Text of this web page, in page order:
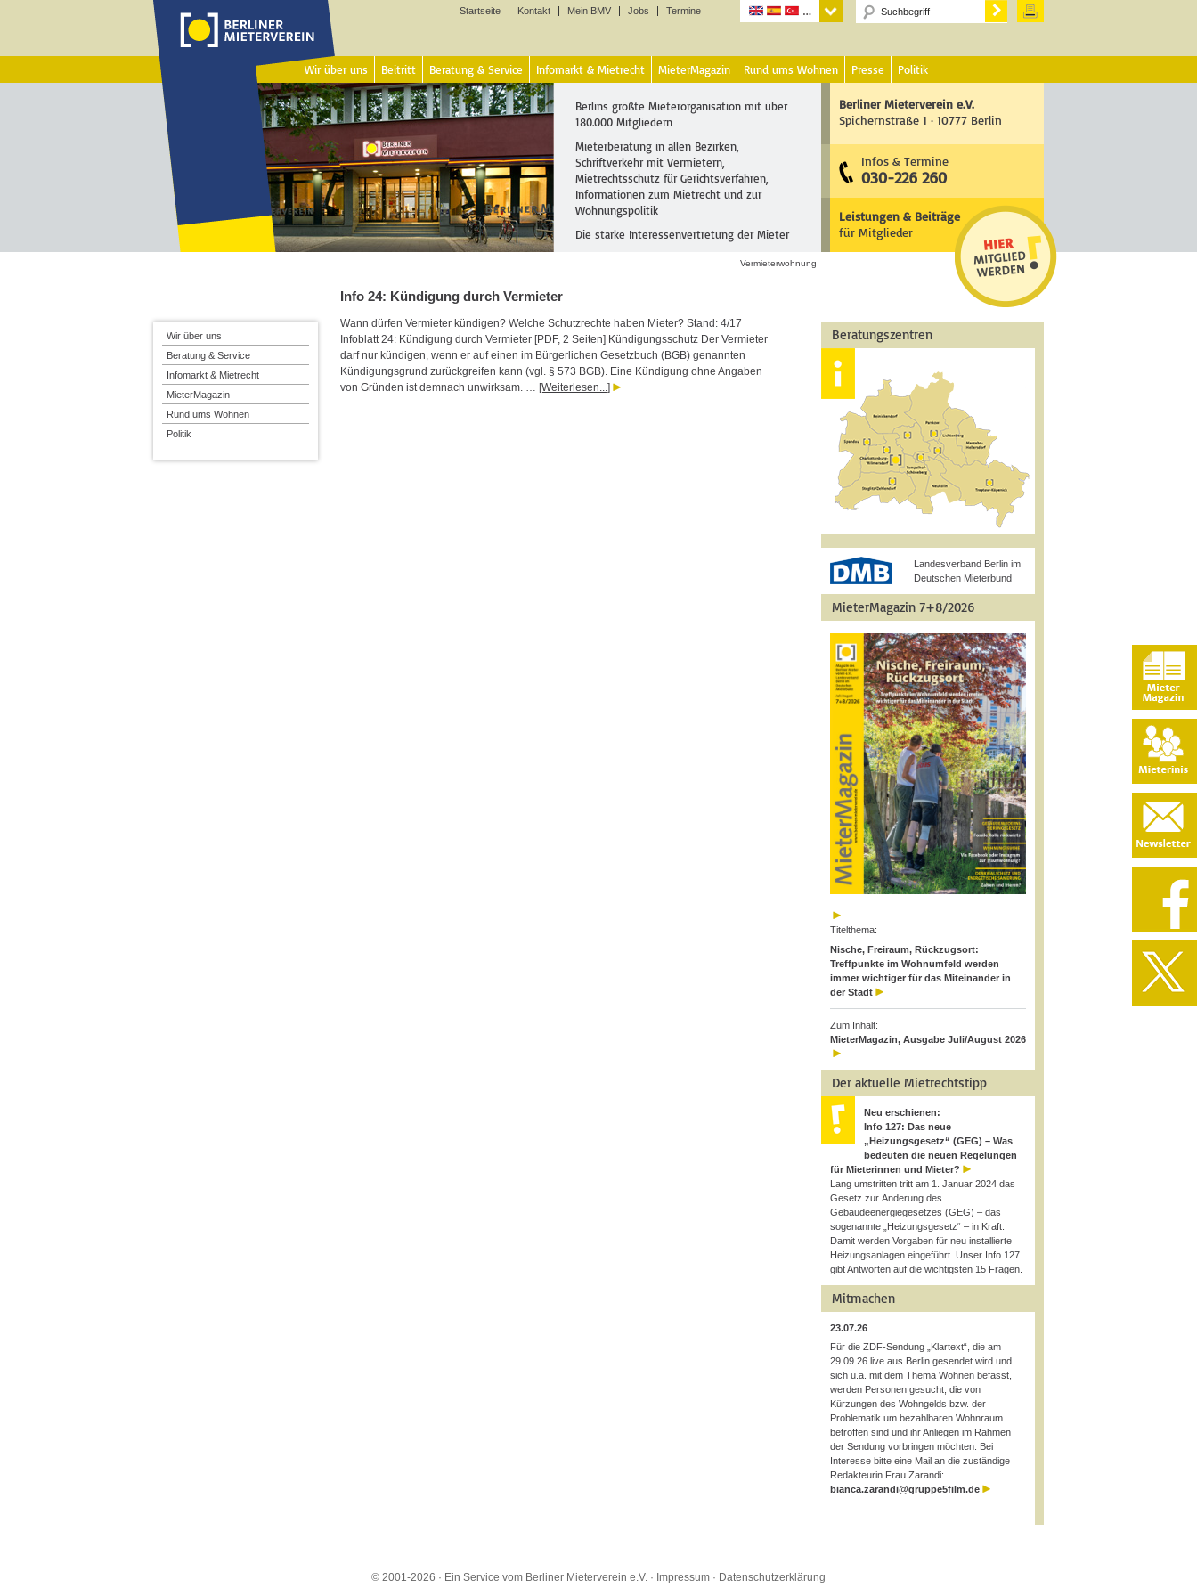
Startseite Kontakt Mein BMV Jobs Termine
Wir über uns Beitritt Beratung & Service Infomarkt & Mietrecht MieterMagazin Rund ums Wohnen Presse Politik
Berlins größte Mieterorganisation mit über
180.000 Mitgliedern
Mieterberatung in allen Bezirken,
Schriftverkehr mit Vermietern,
Mietrechtsschutz für Gerichtsverfahren,
Informationen zum Mietrecht und zur
Wohnungspolitik
Die starke Interessenvertretung der Mieter
Berliner Mieterverein e.V.
Spichernstraße 1 · 10777 Berlin
Infos & Termine
030-226 260
Leistungen & Beiträge
für Mitglieder
Vermieterwohnung
Info 24: Kündigung durch Vermieter
Wann dürfen Vermieter kündigen? Welche Schutzrechte haben Mieter? Stand: 4/17
Infoblatt 24: Kündigung durch Vermieter [PDF, 2 Seiten] Kündigungsschutz Der Vermieter
darf nur kündigen, wenn er auf einen im Bürgerlichen Gesetzbuch (BGB) genannten
Kündigungsgrund zurückgreifen kann (vgl. § 573 BGB). Eine Kündigung ohne Angaben
von Gründen ist demnach unwirksam. … [Weiterlesen...]
Beratungszentren
Landesverband Berlin im
Deutschen Mieterbund
MieterMagazin 7+8/2026
Titelthema:
Nische, Freiraum, Rückzugsort:
Treffpunkte im Wohnumfeld werden
immer wichtiger für das Miteinander in
der Stadt
Zum Inhalt:
MieterMagazin, Ausgabe Juli/August 2026
Der aktuelle Mietrechtstipp
Neu erschienen:
Info 127: Das neue
„Heizungsgesetz“ (GEG) – Was
bedeuten die neuen Regelungen
für Mieterinnen und Mieter?
Lang umstritten tritt am 1. Januar 2024 das
Gesetz zur Änderung des
Gebäudeenergiegesetzes (GEG) – das
sogenannte „Heizungsgesetz“ – in Kraft.
Damit werden Vorgaben für neu installierte
Heizungsanlagen eingeführt. Unser Info 127
gibt Antworten auf die wichtigsten 15 Fragen.
Mitmachen
23.07.26
Für die ZDF-Sendung „Klartext“, die am
29.09.26 live aus Berlin gesendet wird und
sich u.a. mit dem Thema Wohnen befasst,
werden Personen gesucht, die von
Kürzungen des Wohngelds bzw. der
Problematik um bezahlbaren Wohnraum
betroffen sind und ihr Anliegen im Rahmen
der Sendung vorbringen möchten. Bei
Interesse bitte eine Mail an die zuständige
Redakteurin Frau Zarandi:
bianca.zarandi@gruppe5film.de
Wir über uns
Beratung & Service
Infomarkt & Mietrecht
MieterMagazin
Rund ums Wohnen
Politik
© 2001-2026 · Ein Service vom Berliner Mieterverein e.V. · Impressum · Datenschutzerklärung